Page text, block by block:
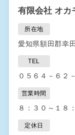
有限会社 オカ
所在地
愛知県額田郡幸
TEL
０５６４－６２
営業時間
８：３０～１８
定休日